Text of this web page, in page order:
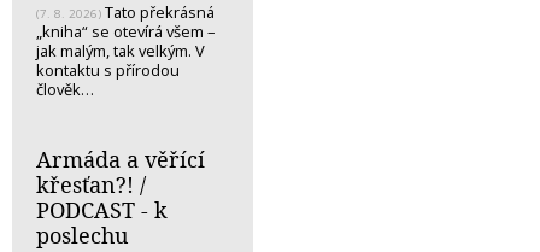
(7. 8. 2026) Tato překrásná
„kniha“ se otevírá všem –
jak malým, tak velkým. V
kontaktu s přírodou
člověk…
Armáda a věřící
křesťan?! /
PODCAST - k
poslechu